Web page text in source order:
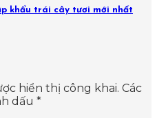
khẩu trái cây tươi mới nhất
hiển thị công khai. Các
dấu *